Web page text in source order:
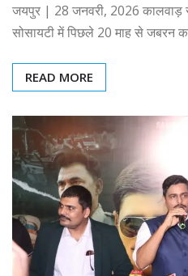
जयपुर | 28 जनवरी, 2026 कालवाड़
सोसायटी में पिछले 20 माह से जबरन
READ MORE